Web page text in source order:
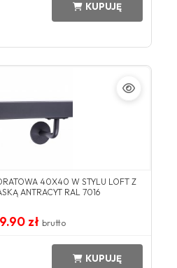
KUPUJĘ
40X40 W STYLU LOFT Z
ANTRACYT RAL 7016
zł brutto
KUPUJĘ